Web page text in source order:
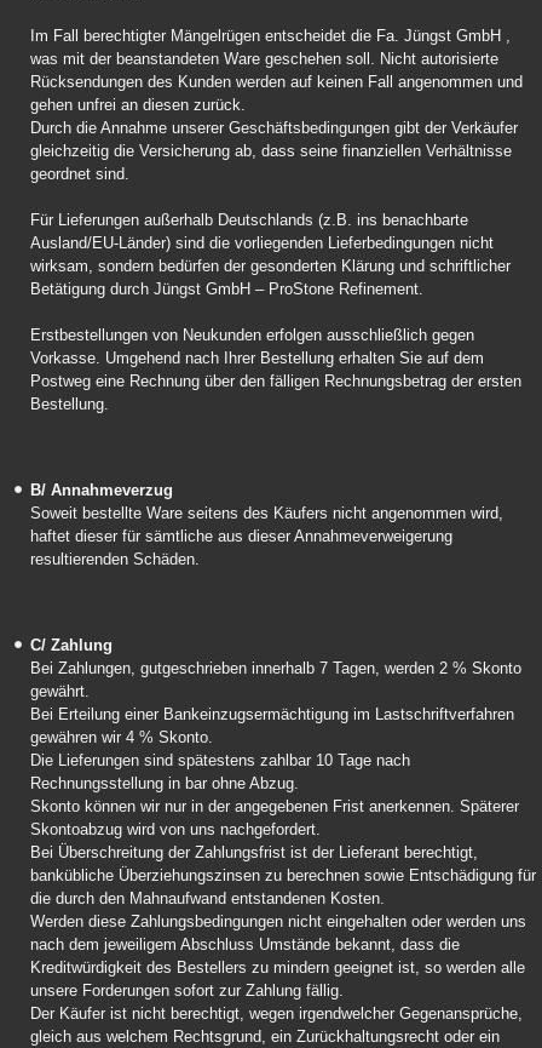
Im Fall berechtigter Mängelrügen entscheidet die Fa. Jüngst GmbH ,
was mit der beanstandeten Ware geschehen soll. Nicht autorisierte
Rücksendungen des Kunden werden auf keinen Fall angenommen und
gehen unfrei an diesen zurück.
Durch die Annahme unserer Geschäftsbedingungen gibt der Verkäufer
gleichzeitig die Versicherung ab, dass seine finanziellen Verhältnisse
geordnet sind.
Für Lieferungen außerhalb Deutschlands (z.B. ins benachbarte
Ausland/EU-Länder) sind die vorliegenden Lieferbedingungen nicht
wirksam, sondern bedürfen der gesonderten Klärung und schriftlicher
Betätigung durch Jüngst GmbH – ProStone Refinement.
Erstbestellungen von Neukunden erfolgen ausschließlich gegen
Vorkasse. Umgehend nach Ihrer Bestellung erhalten Sie auf dem
Postweg eine Rechnung über den fälligen Rechnungsbetrag der ersten
Bestellung.
B/ Annahmeverzug
Soweit bestellte Ware seitens des Käufers nicht angenommen wird,
haftet dieser für sämtliche aus dieser Annahmeverweigerung
resultierenden Schäden.
C/ Zahlung
Bei Zahlungen, gutgeschrieben innerhalb 7 Tagen, werden 2 % Skonto
gewährt.
Bei Erteilung einer Bankeinzugsermächtigung im Lastschriftverfahren
gewähren wir 4 % Skonto.
Die Lieferungen sind spätestens zahlbar 10 Tage nach
Rechnungsstellung in bar ohne Abzug.
Skonto können wir nur in der angegebenen Frist anerkennen. Späterer
Skontoabzug wird von uns nachgefordert.
Bei Überschreitung der Zahlungsfrist ist der Lieferant berechtigt,
bankübliche Überziehungszinsen zu berechnen sowie Entschädigung für
die durch den Mahnaufwand entstandenen Kosten.
Werden diese Zahlungsbedingungen nicht eingehalten oder werden uns
nach dem jeweiligem Abschluss Umstände bekannt, dass die
Kreditwürdigkeit des Bestellers zu mindern geeignet ist, so werden alle
unsere Forderungen sofort zur Zahlung fällig.
Der Käufer ist nicht berechtigt, wegen irgendwelcher Gegenansprüche,
gleich aus welchem Rechtsgrund, ein Zurückhaltungsrecht oder ein